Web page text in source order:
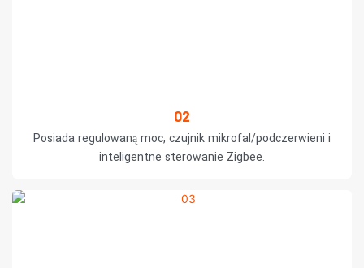
02
Posiada regulowaną moc, czujnik mikrofal/podczerwieni i
inteligentne sterowanie Zigbee.